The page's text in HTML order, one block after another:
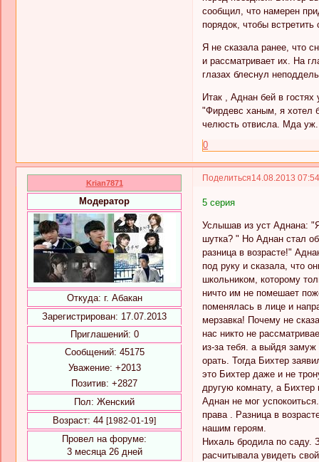
сообщил, что намерен
порядок, чтобы
Я не сказала ранее, что
и рассматривает их. На
глазах блеснул
Итак , Аднан бей в
"Фирдевс ханым, я хотел
челюсть отвисла. Мда
0
Поделиться14.08.2013
Krian7871
Модератор
Откуда: г. Абакан
Зарегистрирован: 17.07.2013
Приглашений: 0
Сообщений: 45175
Уважение: +2013
Позитив: +2827
Пол: Женский
Возраст: 44 [1982-01-19]
Провел на форуме:
3 месяца 26 дней
5 серия
Услышав из уст Аднана:
шутка? " Но Аднан стал
разница в возрасте!"
под руку и сказала, что
школьником, которому
ничто им не помешает
поменялась в лице и
мерзавка! Почему не
нас никто не
из-за тебя. а выйдя
орать. Тогда Бихтер
это Бихтер даже и не
другую комнату, а Бихтер
Аднан не мог
права . Разница в
нашим героям.
Нихаль бродила по саду.
расчитывала увидеть